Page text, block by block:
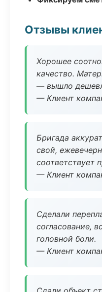
Отзывы
Хорошее
качество.
— вышло
— Клиент
Бригада
свой,
соответствует
— Клиент
Сделали
согласование,
головной боли.
— Клиент